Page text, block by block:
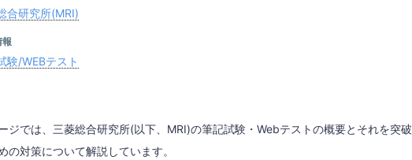
合研究所(MRI)
報
験/WEBテスト
ジでは、三菱総合研究所(以下、MRI)の筆記試験・Webテストの概要とそれを突破
の対策について解説しています。